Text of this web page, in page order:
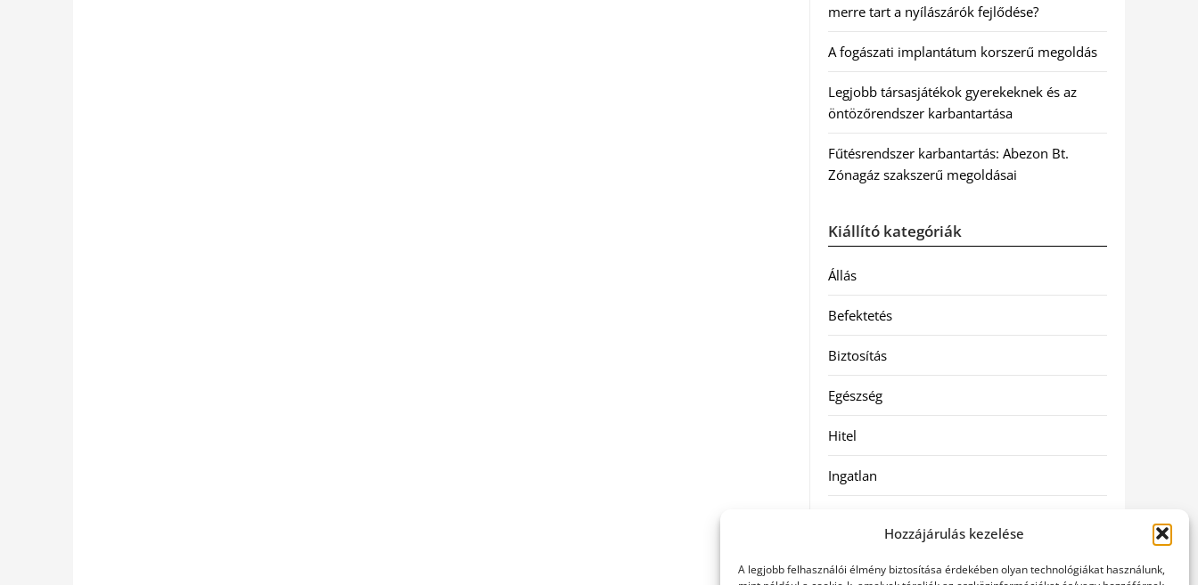
Hozzájárulás kezelése
A legjobb felhasználói élmény biztosítása érdekében olyan technológiákat használunk,
merre tart a nyílászárók fejlődése?
A fogászati implantátum korszerű megoldás
Legjobb társasjátékok gyerekeknek és az
öntözőrendszer karbantartása
Fűtésrendszer karbantartás: Abezon Bt.
Zónagáz szakszerű megoldásai
Kiállító kategóriák
Állás
Befektetés
Biztosítás
Egészség
Hitel
Ingatlan